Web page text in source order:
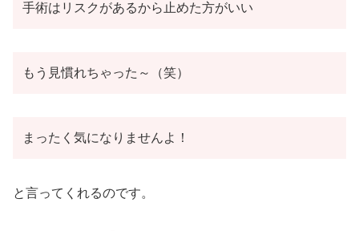
手術はリスクがあるから止めた方がいい
もう見慣れちゃった～（笑）
まったく気になりませんよ！
と言ってくれるのです。